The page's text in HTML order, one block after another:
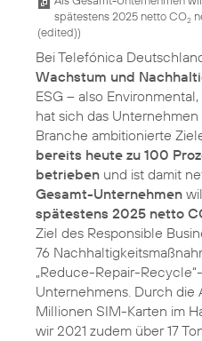
spätestens 2025 netto CO2
(edited))
Bei Telefónica
Wachstum und
ESG – also
hat sich das
Branche ambitionierte
bereits heute zu 100
betrieben und ist damit
Gesamt-Unternehmen
spätestens 2025 netto
Ziel des Responsible
76
„Reduce-Repair-
Unternehmens. Durch die
Millionen SIM-Karten im
wir 2021 zudem über 17